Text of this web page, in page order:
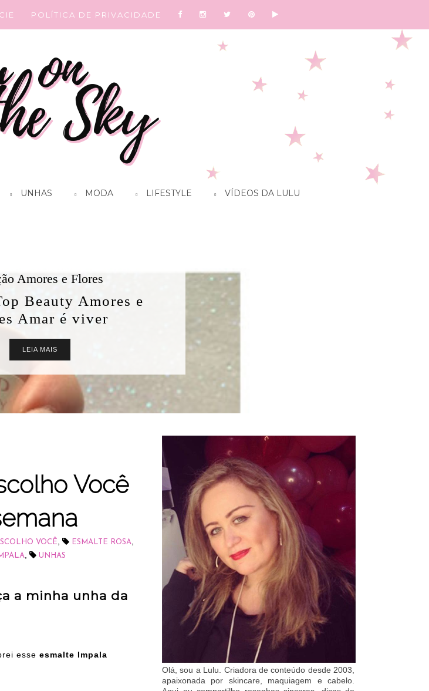
POLÍTICA DE PRIVACIDADE
UNHAS MODA LIFESTYLE VÍDEOS DA LULU
Amores e Flores
Beauty Amores e
Amar é viver
LEIA MAIS
Você
VOCÊ ESMALTE ROSA
UNHAS
a minha unha da
esse esmalte Impala
Olá, sou a Lulu. Criadora de conteúdo desde 2003,
apaixonada por skincare, maquiagem e cabelo.